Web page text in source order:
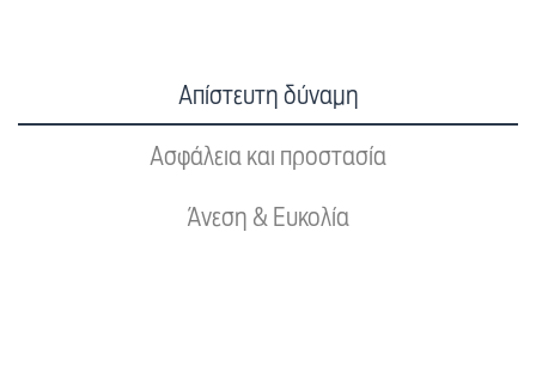
Απίστευτη δύναμη
Ασφάλεια και προστασία
Άνεση & Ευκολία